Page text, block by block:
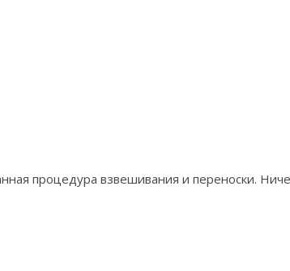
процедура взвешивания и переноски.